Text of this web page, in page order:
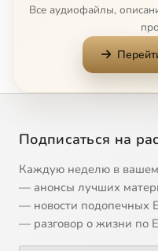
10
14
Все аудиофайлы,
Подписаться на
Каждую неделю в
— анонсы лучших
— новости подопечных
— разговор о жизни по